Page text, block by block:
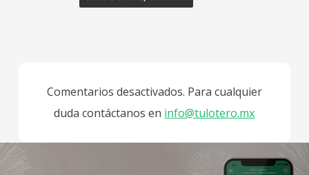
Comentarios desactivados. Para cualquier
duda contáctanos en info@tulotero.mx